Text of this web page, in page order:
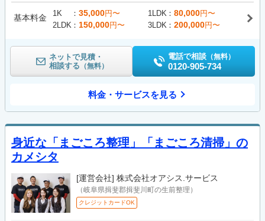
基本料金 1K 35,000円〜 1LDK 80,000円〜
2LDK
150,000円〜 3LDK 200,000円〜
ネットで見積・
相談する （無料）
電話で相談 （無料）
0120-905-734
料金・サービスを見る
身近な「まごころ整理」「まごころ清掃」の
カメシタ
[運営会社] 株式会社オアシス.サービス
（岐阜県揖斐郡揖斐川町の生前整理）
クレジットカードOK